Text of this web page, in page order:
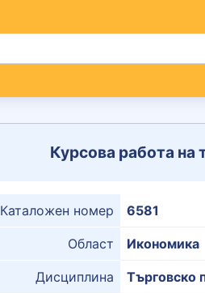
Курсова работа на
Каталожен номер 6581
Област Икономика
Дисциплина Търговско